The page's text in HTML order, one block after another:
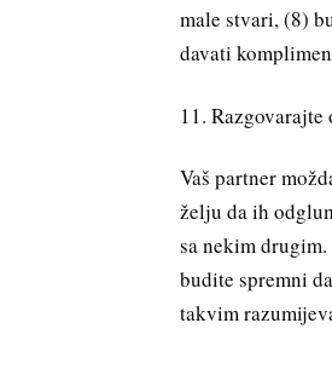
male stvari, (8)
davati
11.
Vaš partner
želju da ih
sa nekim
budite spremni
takvim